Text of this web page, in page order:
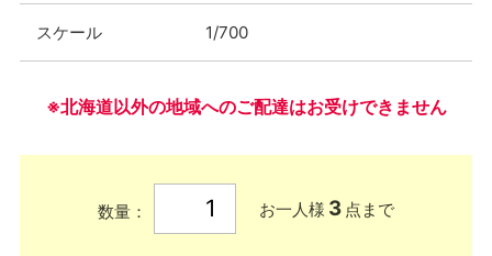
スケール 1/700
※北海道以外の地域へのご配達はお受けできません
数量： お一人様 3 点まで